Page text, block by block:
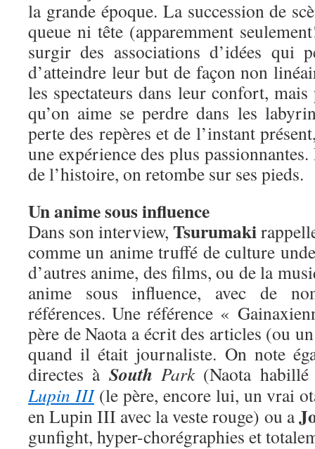
la grande époque. La succession de
queue ni tête (apparemment
surgir des associations d’idées qui
d’atteindre leur but de façon non
les spectateurs dans leur confort,
qu’on aime se perdre dans les
perte des repères et de l’instant
une expérience des plus
de l’histoire, on retombe sur ses pieds.
Un anime sous influence
Dans son interview,Tsurumaki
comme un anime truffé de culture
d’autres anime, des films, ou de la
anime sous influence, avec de
références. Une référence «
père de Naota a écrit des articles (ou
quand il était journaliste. On note
directes à South Park(Naota
Lupin III(le père, encore lui, un vrai
en Lupin III avec la veste rouge) ou a
gunfight, hyper-chorégraphies et